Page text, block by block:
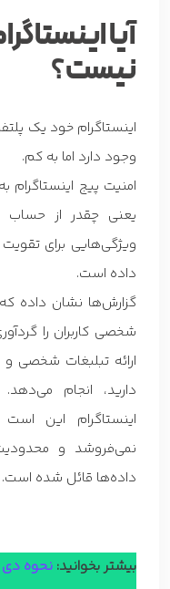
آیا
نیست؟
اینستاگرام خود یک
وجود دارد اما به کم.
امنیت پیج
یعنی چقدر از حساب
ویژگی‌هایی برای تقویت
داده است.
شخصی کاربران را
ارائه تبلبغات
دارید، انجام
اینستاگرام این
نمی‌فروشد و
داده‌ها قائل شده است.
بیشتر بخوانید: نحوه دی